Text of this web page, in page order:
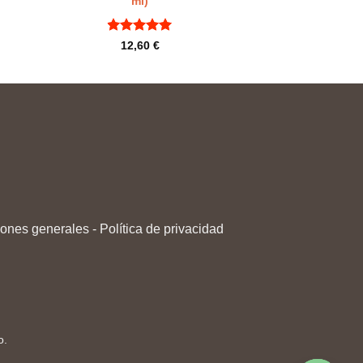
Rated5 de
12,60 €
generales- Política de privacidad